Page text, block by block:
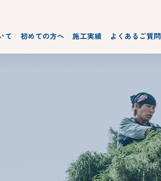
て 初めての方へ 施工実績 よくあるご質問